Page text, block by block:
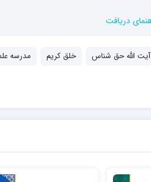
دریافت
الله حق شناس خلق کریم
مدرسه